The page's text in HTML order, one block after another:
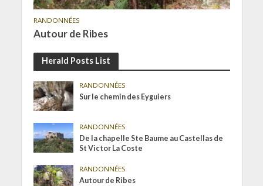
RANDONNÉES
Autour de Ribes
Herald Posts List
RANDONNÉES
Sur le chemin des Eyguiers
RANDONNÉES
De la chapelle Ste Baume au Castellas de
St Victor La Coste
RANDONNÉES
Autour de Ribes